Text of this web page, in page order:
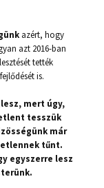
azért, hogy
azt 2016-ban
tették
is.
mert úgy,
tesszük
már
tűnt.
egyszerre lesz